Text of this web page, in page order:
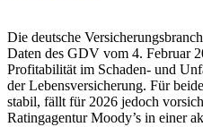
Die deutsche
Daten des GDV vom 4. Februar
Profitabilität im Schaden- und
der Lebensversicherung. Für
stabil, fällt für 2026 jedoch
Ratingagentur Moody’s in einer